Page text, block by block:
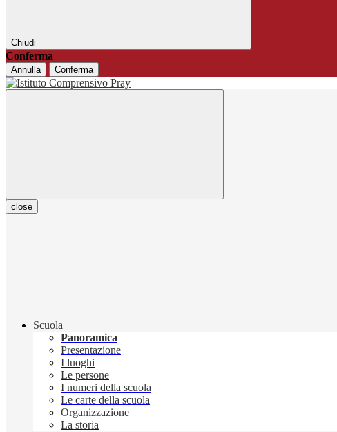
Chiudi
Conferma
Annulla Conferma
close
Scuola
Panoramica
Presentazione
I luoghi
Le persone
I numeri della scuola
Le carte della scuola
Organizzazione
La storia